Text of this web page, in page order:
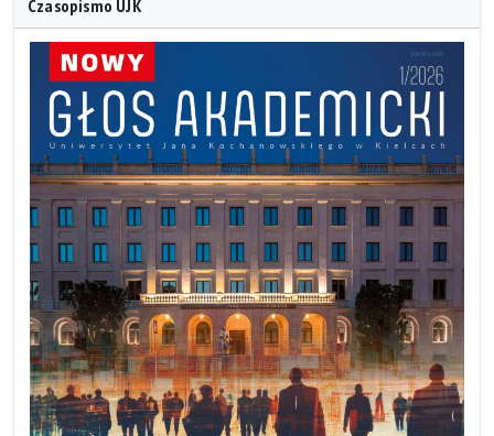
Czasopismo UJK